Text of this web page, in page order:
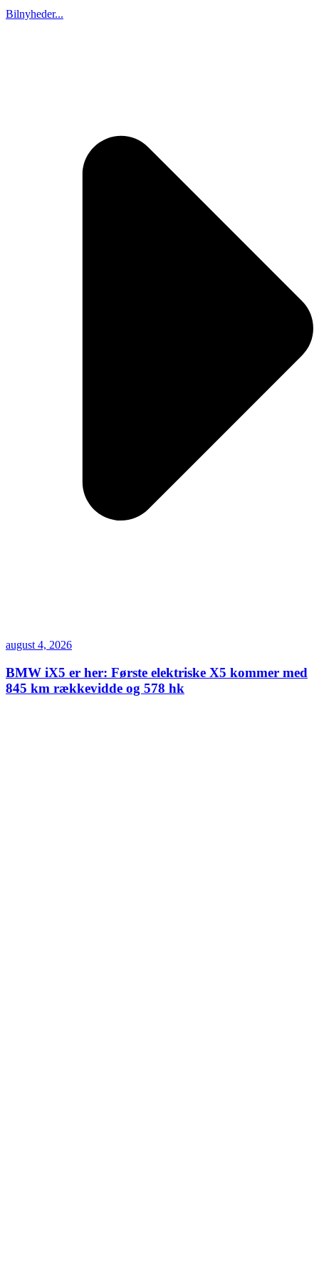
Bilnyheder...
august 4, 2026
BMW iX5 er her: Første elektriske X5 kommer med
845 km rækkevidde og 578 hk